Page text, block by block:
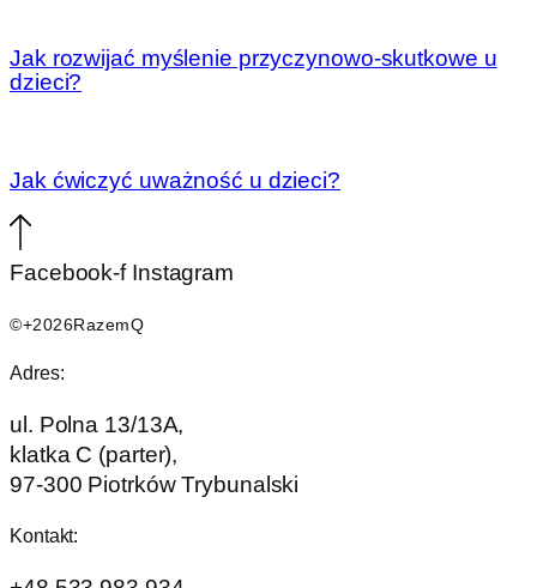
Jak rozwijać myślenie przyczynowo-skutkowe u
dzieci?
Jak ćwiczyć uważność u dzieci?
Facebook-f Instagram
©+2026RazemQ
Adres:
ul. Polna 13/13A,
klatka C (parter),
97-300 Piotrków Trybunalski
Kontakt: